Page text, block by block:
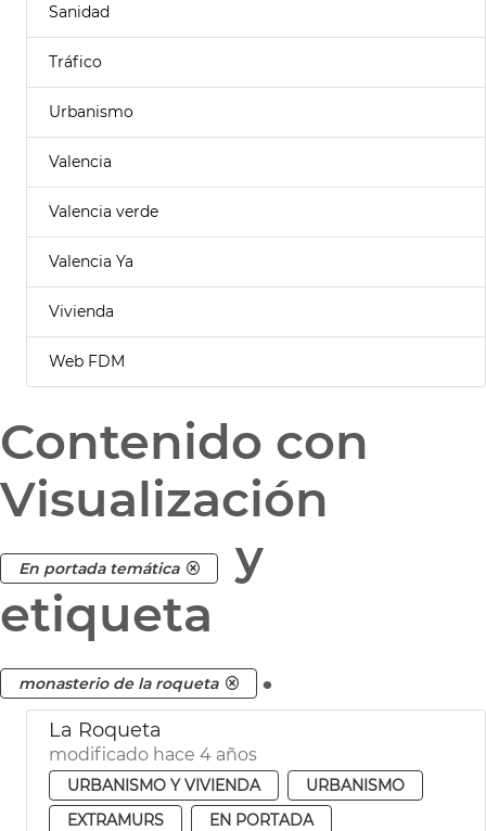
Sanidad
Tráfico
Urbanismo
Valencia
Valencia verde
Valencia Ya
Vivienda
Web FDM
Contenido con
Visualización
En portada temática
y
etiqueta
monasterio de la roqueta .
La Roqueta
modificado hace 4 años
URBANISMO Y VIVIENDA
URBANISMO
EXTRAMURS
EN PORTADA